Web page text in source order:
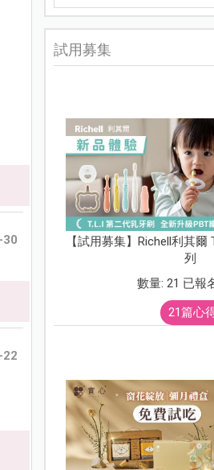
30
22
試用募集
【試用募集】Richell利其
列
數量: 21 已報
21篇心